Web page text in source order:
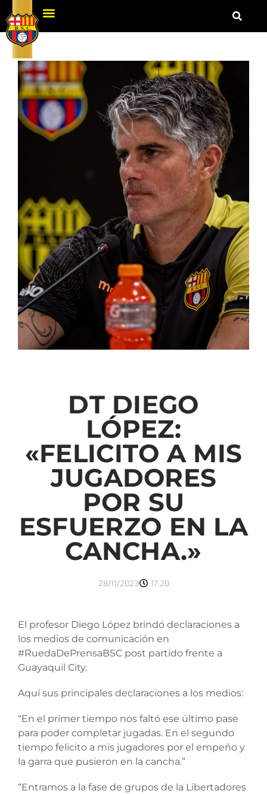
DT DIEGO
LÓPEZ:
«FELICITO A MIS
JUGADORES
POR SU
ESFUERZO EN LA
CANCHA.»
28/11/2023 17:20
El profesor Diego López brindó declaraciones a
los medios de comunicación en
#RuedaDePrensaBSC post partido frente a
Guayaquil City.
Aquí sus principales declaraciones a los medios:
“En el primer tiempo nos faltó ese último pase
para poder completar jugadas. En el segundo
tiempo felicito a mis jugadores por el empeño y
la garra que pusieron en la cancha.”
“Entramos a la fase de grupos de la Libertadores